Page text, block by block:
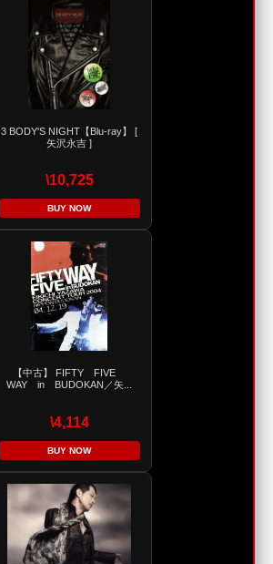
3 BODY'S NIGHT【Blu-ray】 [
矢沢永吉 ]
\10,725
BUY NOW
【中古】 FIFTY FIVE
WAY in BUDOKAN／矢...
\4,114
BUY NOW